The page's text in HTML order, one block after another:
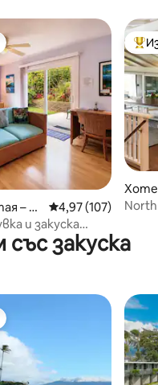
на
– Ki
Средна оценка:
4,97 (107)
и закуска
North
закуска